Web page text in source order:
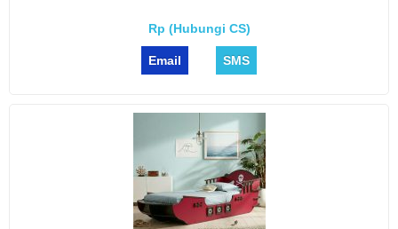
Rp (Hubungi CS)
Email SMS